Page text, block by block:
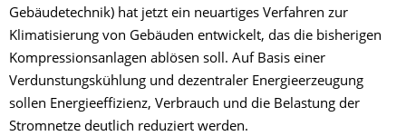
Gebäudetechnik) hat jetzt ein neuartiges Verfahren zur
Klimatisierung von Gebäuden entwickelt, das die bisherigen
Kompressionsanlagen ablösen soll. Auf Basis einer
Verdunstungskühlung und dezentraler Energieerzeugung
sollen Energieeffizienz, Verbrauch und die Belastung der
Stromnetze deutlich reduziert werden.